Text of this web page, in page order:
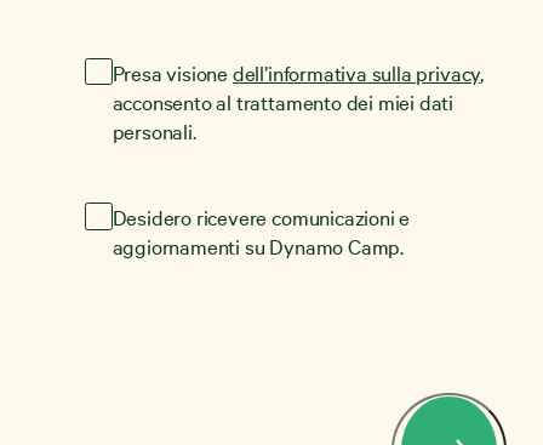
Presa visione dell’informativa sulla privacy,
acconsento al trattamento dei miei dati
personali.
Desidero ricevere comunicazioni e
aggiornamenti su Dynamo Camp.